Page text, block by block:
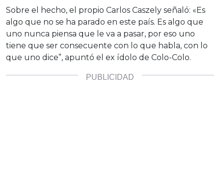
Sobre el hecho, el propio Carlos Caszely señaló: «Es
algo que no se ha parado en este país. Es algo que
uno nunca piensa que le va a pasar, por eso uno
tiene que ser consecuente con lo que habla, con lo
que uno dice”, apuntó el ex ídolo de Colo-Colo.